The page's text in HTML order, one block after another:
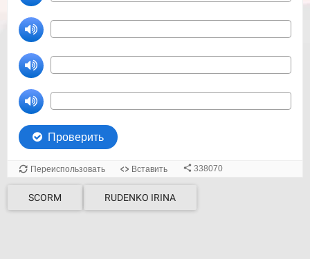
SCORM RUDENKO IRINA